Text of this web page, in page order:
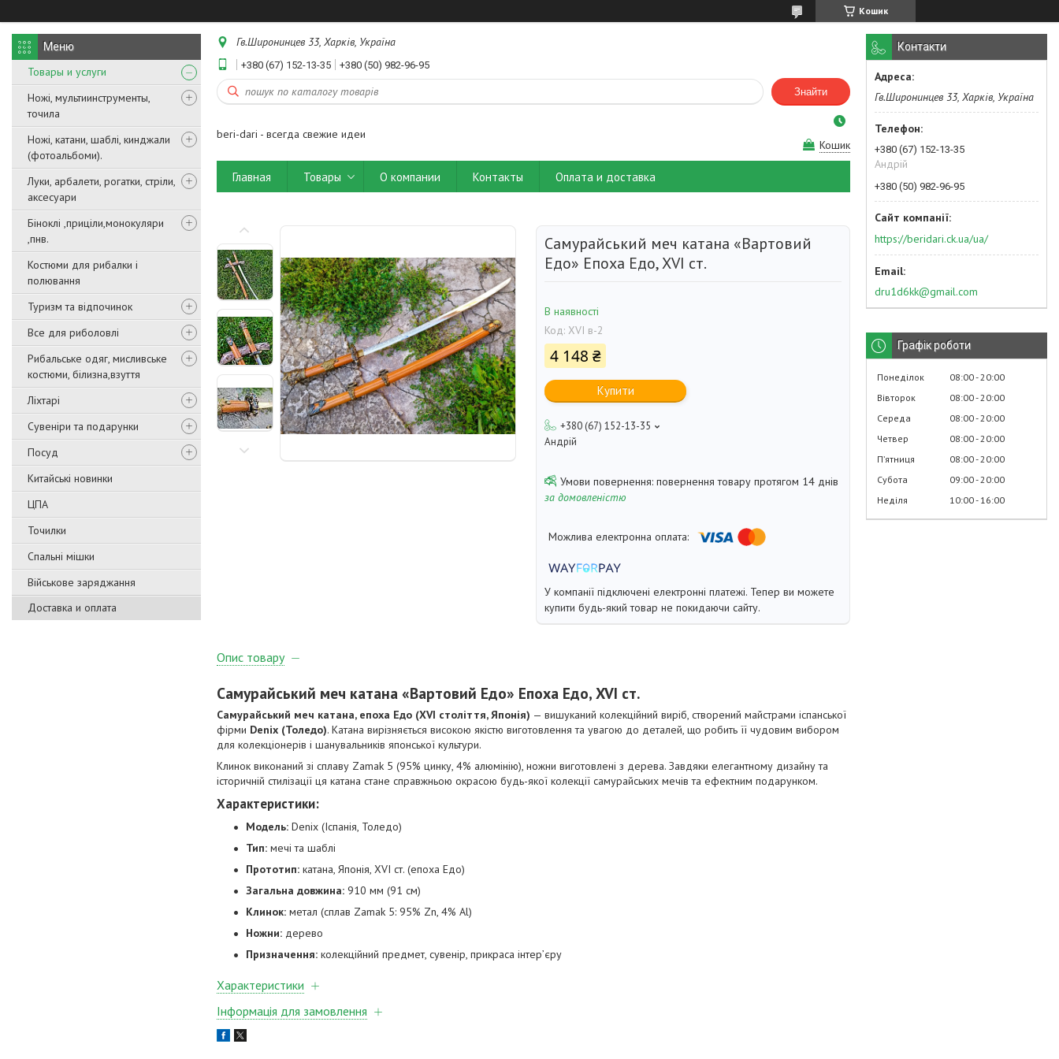
Кошик
Товары и услуги
Ножі, мультиинструменты,
точила
Ножі, катани, шаблі, кинджали
(фотоальбоми).
Луки, арбалети, рогатки, стріли,
аксесуари
Біноклі ,приціли,монокуляри
,пнв.
Костюми для рибалки і
полювання
Туризм та відпочинок
Все для риболовлі
Рибальське одяг, мисливське
костюми, білизна,взуття
Ліхтарі
Сувеніри та подарунки
Посуд
Китайські новинки
ЦПА
Точилки
Спальні мішки
Військове заряджання
Доставка и оплата
Гв.Широнинцев 33, Харків, Україна
+380 (67) 152-13-35 +380 (50) 982-96-95
Знайти
beri-dari - всегда свежие идеи
Кошик
Главная Товары О компании Контакты Оплата и доставка
Самурайський меч катана «Вартовий
Едо» Епоха Едо, XVI ст.
В наявності
Код: XVI в-2
4 148 ₴
Купити
+380 (67) 152-13-35
Андрій
повернення товару протягом 14 днів
за домовленістю
У компанії підключені електронні платежі. Тепер ви можете
купити будь-який товар не покидаючи сайту.
Опис товару
Самурайський меч катана «Вартовий Едо» Епоха Едо, XVI ст.
Самурайський меч катана, епоха Едо (XVI століття, Японія) — вишуканий колекційний виріб, створений майстрами іспанської
фірми Denix (Толедо). Катана вирізняється високою якістю виготовлення та увагою до деталей, що робить її чудовим вибором
для колекціонерів і шанувальників японської культури.
Клинок виконаний зі сплаву Zamak 5 (95% цинку, 4% алюмінію), ножни виготовлені з дерева. Завдяки елегантному дизайну та
історичній стилізації ця катана стане справжньою окрасою будь-якої колекції самурайських мечів та ефектним подарунком.
Характеристики:
Модель: Denix (Іспанія, Толедо)
Тип: мечі та шаблі
Прототип: катана, Японія, XVI ст. (епоха Едо)
Загальна довжина: 910 мм (91 см)
Клинок: метал (сплав Zamak 5: 95% Zn, 4% Al)
Ножни: дерево
Призначення: колекційний предмет, сувенір, прикраса інтер’єру
Характеристики
Інформація для замовлення
Контакти
Гв.Широнинцев 33, Харків, Україна
+380 (67) 152-13-35
Андрій
+380 (50) 982-96-95
https://beridari.ck.ua/ua/
dru1d6kk@gmail.com
Графік роботи
Понеділок 08:00 20:00
Вівторок
08:00 20:00
Середа
08:00 20:00
Четвер
08:00 20:00
Пʼятниця
08:00 20:00
Субота
09:00 20:00
Неділя
10:00 16:00